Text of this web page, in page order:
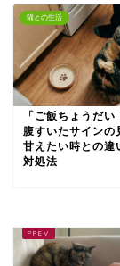
猫との生活
「ご飯ちょうだ
腹すいたサインの
甘えたい時との違
対処法